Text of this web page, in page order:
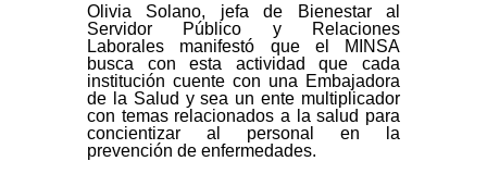
Olivia Solano, jefa de Bienestar al
Servidor Público y Relaciones
Laborales manifestó que el MINSA
busca con esta actividad que cada
institución cuente con una Embajadora
de la Salud y sea un ente multiplicador
con temas relacionados a la salud para
concientizar al personal en la
prevención de enfermedades.